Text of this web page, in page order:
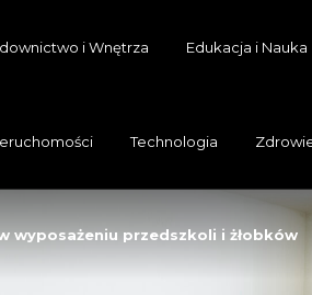
i Wnętrza Edukacja i Nauka
Technologia
wyposażeniu przedszkoli i żłobków